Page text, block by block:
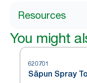
Resources
You might
620701
Săpun Spray